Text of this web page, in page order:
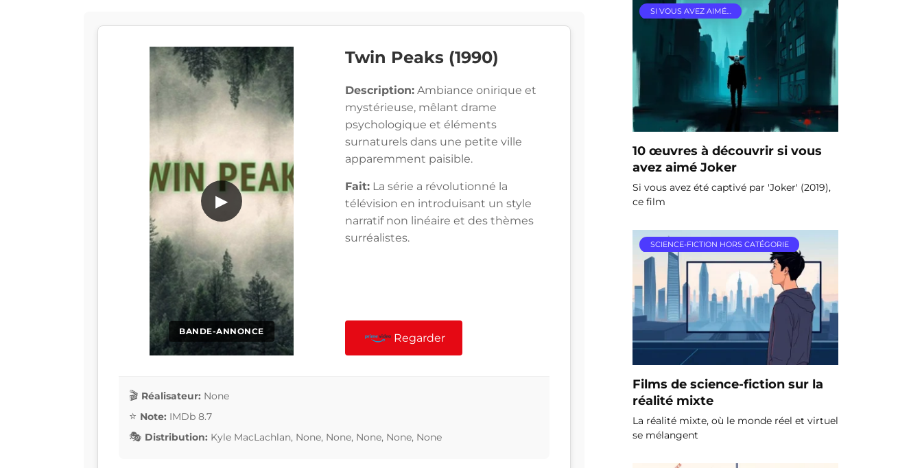
BANDE-ANNONCE
▶
Twin Peaks (1990)
Description: Ambiance onirique et
mystérieuse, mêlant drame
psychologique et éléments
surnaturels dans une petite ville
apparemment paisible.
Fait: La série a révolutionné la
télévision en introduisant un style
narratif non linéaire et des thèmes
surréalistes.
Regarder
Réalisateur: None
Note: IMDb 8.7
Distribution: Kyle MacLachlan, None, None, None, None, None
SI VOUS AVEZ AIMÉ…
10 œuvres à découvrir si vous
avez aimé Joker
Si vous avez été captivé par 'Joker' (2019),
ce film
SCIENCE-FICTION HORS CATÉGORIE
Films de science-fiction sur la
réalité mixte
La réalité mixte, où le monde réel et virtuel
se mélangent